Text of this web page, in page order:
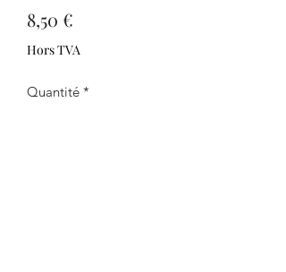
8,50 €
Hors TVA
Quantité *